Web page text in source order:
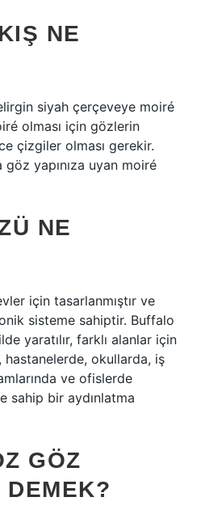
NE
siyah çerçeveye moiré
olması için gözlerin
çizgiler olması gerekir.
yapınıza uyan moiré
NE
için tasarlanmıştır ve
sisteme sahiptir. Buffalo
yaratılır, farklı alanlar için
hastanelerde, okullarda, iş
ve ofislerde
sahip bir aydınlatma
GÖZ